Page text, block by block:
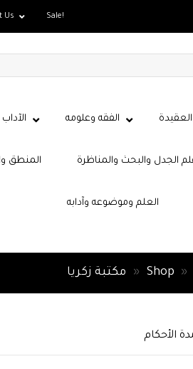
Us Sale!
العقيدة الفقه وعلومه
المنطق الجدل والبحث والمناظرة
العلم وموضوعه وآدابه
مكتبة زكريا » Shop »
الأحكام